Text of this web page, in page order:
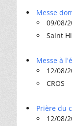
Messe
09/08/
Saint
Messe à
12/08/
CROS
Prière du
12/08/